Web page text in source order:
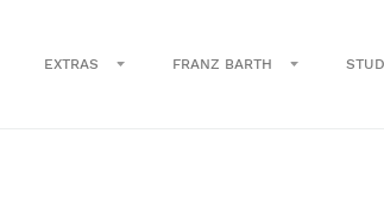
EXTRAS FRANZ BARTH